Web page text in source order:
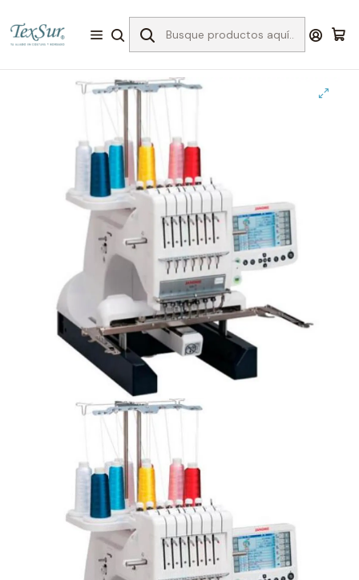
Bordado
Máquinas Bordadoras
Máquinas Bordadoras Janome
Mb-7 maquina bordadora